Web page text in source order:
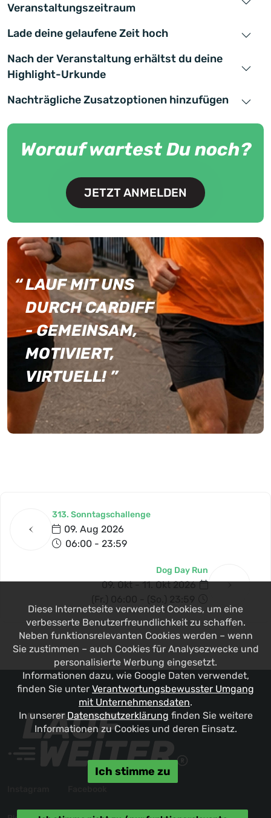
Veranstaltungszeitraum
Lade deine gelaufene Zeit hoch
Nach der Veranstaltung erhältst du deine
Highlight-Urkunde
Nachträgliche Zusatzoptionen hinzufügen
Worauf wartest Du noch?
JETZT ANMELDEN
“LAUF MIT UNS
DURCH CARDIFF
- GEMEINSAM,
MOTIVIERT,
VIRTUELL! ”
313. Sonntagschallenge
09. Aug 2026
06:00 - 23:59
Dog Day Run
09. Okt - 11. Okt 2026
Diese Internetseite verwendet Cookies, um eine
verbesserte Benutzerfreundlichkeit zu schaffen.
Neben funktionsrelevanten Cookies werden – wenn
Sie zustimmen – auch Cookies für Analysezwecke und
personalisierte Werbung eingesetzt.
Informationen dazu, wie Google Daten verwendet,
finden Sie unter Verantwortungsbewusster Umgang
mit Unternehmensdaten.
In unsererDatenschutzerklärung finden Sie weitere
Informationen zu Cookies und deren Einsatz.
Ich stimme zu